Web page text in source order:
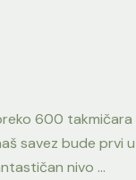
600
savez bude prvi
nivo …